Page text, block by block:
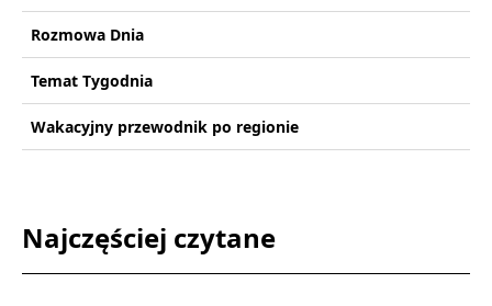
Rozmowa Dnia
Temat Tygodnia
Wakacyjny przewodnik po regionie
Najczęściej czytane